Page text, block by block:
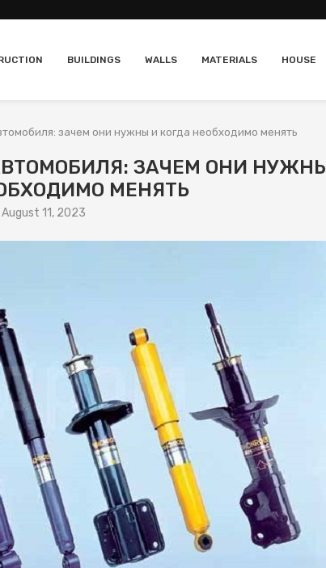
BUILDINGS WALLS MATERIALS HOUSE
зачем они нужны и когда необходимо менять
ЗАЧЕМ ОНИ
МЕНЯТЬ
August 11, 2023